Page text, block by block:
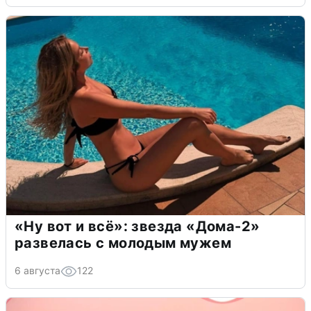
«Ну вот и всё»: звезда «Дома-2»
развелась с молодым мужем
6 августа 122